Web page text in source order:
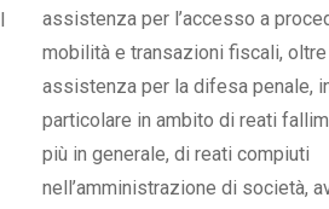
assistenza per l’accesso a
mobilità e transazioni fiscali, oltre
assistenza per la difesa penale,
particolare in ambito di reati
più in generale, di reati compiuti
nell’amministrazione di società,